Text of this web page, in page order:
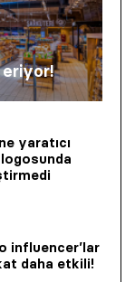
eriyor!
yaratıcı
influencer’lar
daha etkili!